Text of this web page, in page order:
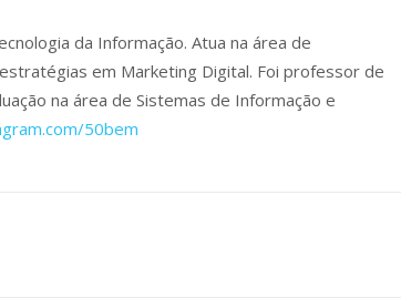
da Informação. Atua na área de
em Marketing Digital. Foi professor de
na área de Sistemas de Informação e
50bem